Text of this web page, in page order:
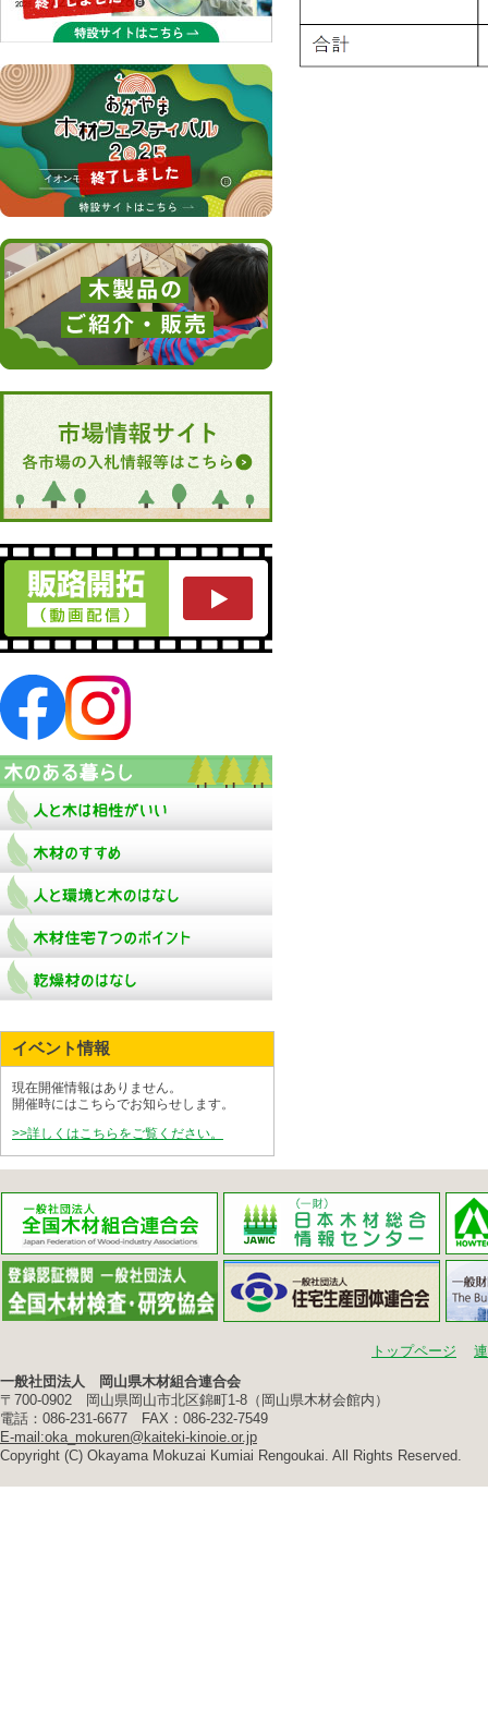
イベント情報
現在開催情報はありません。
開催時にはこちらでお知らせします。
>>詳しくはこちらをご覧ください。
トップページ
一般社団法人 岡山県木材組合連合会
〒700-0902 岡山県岡山市北区錦町1-8（岡山県木材会館内）
電話：086-231-6677 FAX：086-232-7549
E-mail:oka_mokuren@kaiteki-kinoie.or.jp
Copyright (C) Okayama Mokuzai Kumiai Rengoukai. All Rights Reserved.